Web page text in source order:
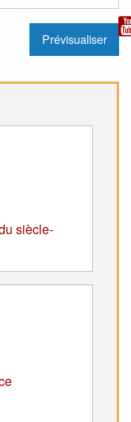
siècle-